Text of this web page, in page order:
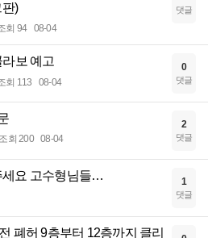
)
회 94 08-04
댓글
보 예고
회 113 08-04
0
댓글
조회 200 08-04
2
댓글
세요 고수형님들… 1
댓글
폐허 9층부터 12층까지 클리